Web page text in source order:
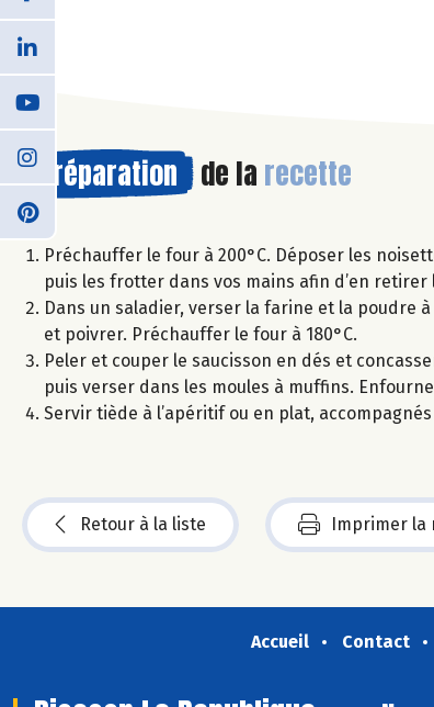
Préparation de la recette
Préchauffer le four à 200°C. Déposer les
puis les frotter dans vos mains afin d’en retirer
Dans un saladier, verser la farine et la poudre
et poivrer. Préchauffer le four à 180°C.
Peler et couper le saucisson en dés et
puis verser dans les moules à muffins.
Servir tiède à l’apéritif ou en plat,
Retour à la liste Imprimer la
Accueil Contact